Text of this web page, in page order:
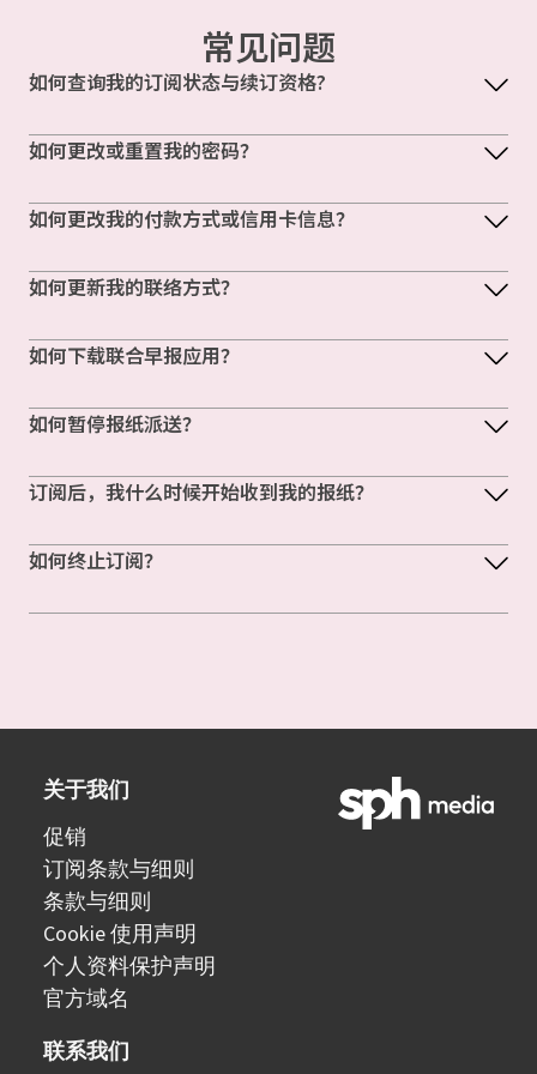
常见问题
如何查询我的订阅状态与续订资格?
如何更改或重置我的密码？
如何更改我的付款方式或信用卡信息？
如何更新我的联络方式？
如何下载联合早报应用？
如何暂停报纸派送？
订阅后，我什么时候开始收到我的报纸？
如何终止订阅？
关于我们
促销
订阅条款与细则
条款与细则
Cookie 使用声明
个人资料保护声明
官方域名
联系我们